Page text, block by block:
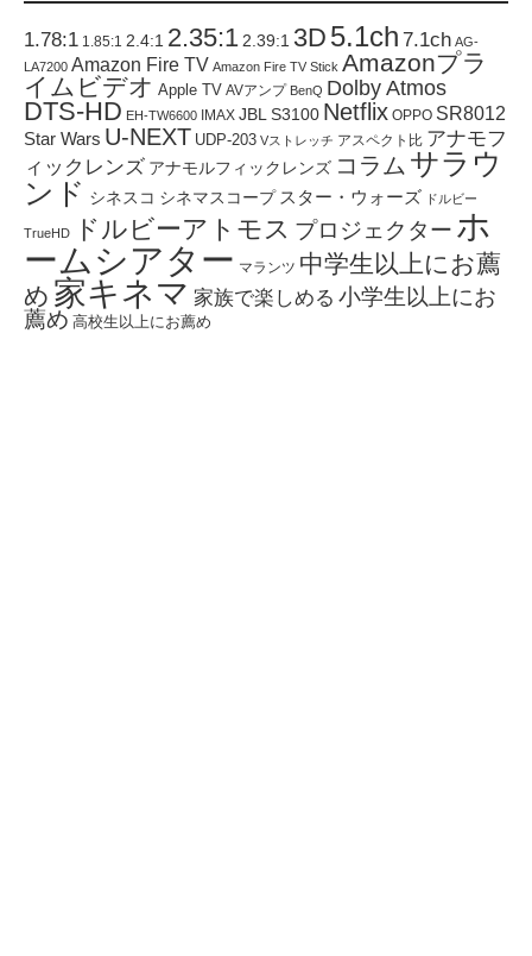
1.78:1 1.85:1 2.4:1 2.35:12.39:1 3D 5.1ch 7.1ch AG-
LA7200 Amazon Fire TV Amazon Fire TV Stick Amazonプラ
イムビデオ Apple TV AVアンプ BenQ Dolby Atmos
DTS-HD EH-TW6600 IMAX JBL S3100 Netflix OPPO SR8012
Star Wars U-NEXT UDP-203 Vストレッチ アスペクト比 アナモフ
ィックレンズ アナモルフィックレンズ コラム サラウ
ンド シネスコ シネマスコープ スター・ウォーズ ドルビー
TrueHD ドルビーアトモス プロジェクター ホ
ームシアター マランツ 中学生以上にお薦
め 家キネマ 家族で楽しめる 小学生以上にお
薦め 高校生以上にお薦め